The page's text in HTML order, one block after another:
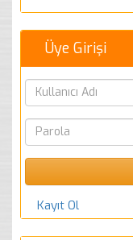
Üye Girişi
Kayıt Ol